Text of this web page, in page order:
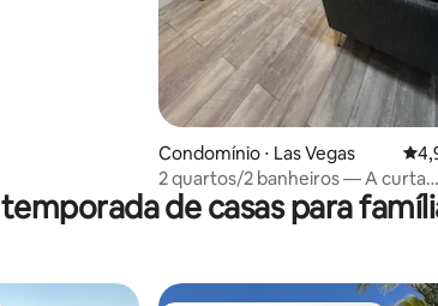
Condomínio ⋅ Las Vegas
2 quartos/2 banheiros — A curta
distância a pé da Strip
de casas para